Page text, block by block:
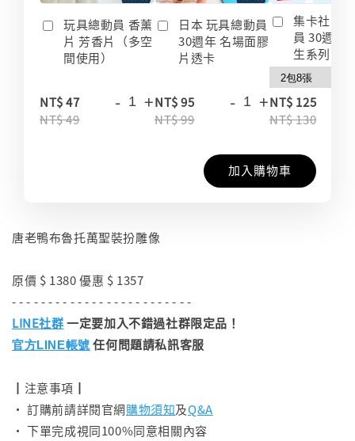
玩具總動員 香薰
片 芳香片（多空
間使用）
NT$ 47
NT$ 49
- +
日本 玩具總動員
30週年 名場面膠
片透卡
NT$ 95
NT$ 99
- +
集卡社 玩
員 30週年
生系列 收
NT$ 125
NT$ 130
加入購物車
唐老鴨布魯托萬聖裝扮雕像
原價 $ 1380 優惠 $ 1357
- - - - - - - - - - - - - - - - - - - - - - - - -
LINE社群一定要加入不錯過社群限定品！
官方LINE帳號 任何問題請私訊客服
┃注意事項┃
• 訂購前請詳閱官網購物須知及Q&A
• 下單完成視同100%同意相關內容